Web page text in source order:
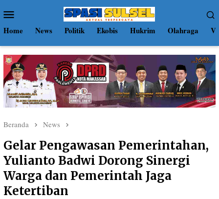
ke
kontenMobile
Home News Politik Ekobis Hukrim Olahraga
Beranda News
Gelar Pengawasan Pemerintahan,
Yulianto Badwi Dorong Sinergi
Warga dan Pemerintah Jaga
Ketertiban